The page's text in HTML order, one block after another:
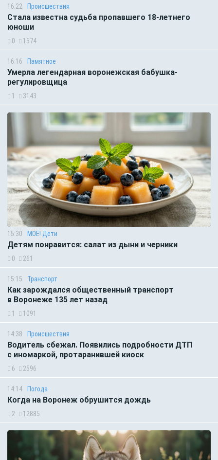
16:22 Происшествия
Стала известна судьба пропавшего 18-летнего
юноши
0 1574
16:16 Памятное
Умерла легендарная воронежская бабушка-
регулировщица
1 3143
15:30 МОЁ! Дети
Детям понравится: салат из дыни и черники
0 261
15:15 Транспорт
Как зарождался общественный транспорт
в Воронеже 135 лет назад
1 1091
14:38 Происшествия
Водитель сбежал. Появились подробности ДТП
с иномаркой, протаранившей киоск
6 2596
14:14 Погода
Когда на Воронеж обрушится дождь
2 12885